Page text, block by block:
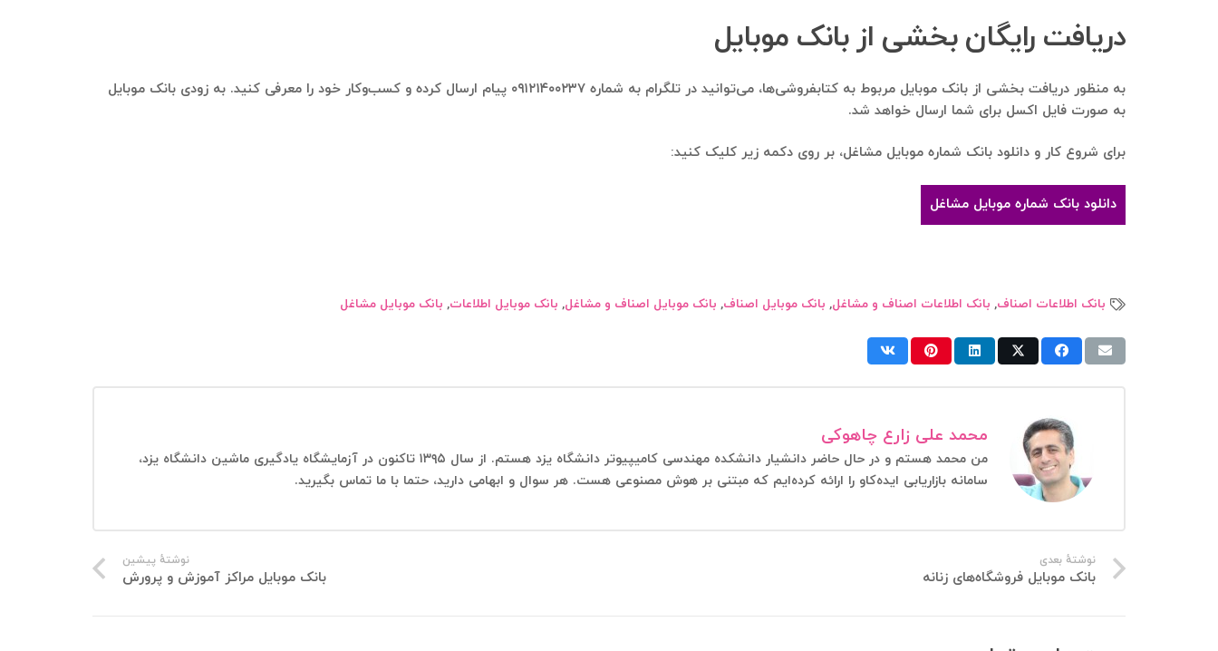
دریافت رایگان بخشی از بانک موبایل
به منظور دریافت بخشی از بانک موبایل مربوط به کتابفروشی‌ها، می‌توانید در تلگرام به شماره ۰۹۱۲۱۴۰۰۲۳۷ پیام ارسال کرده و کسب‌وکار خود را معرفی کنید. به زودی بانک موبایل
به صورت فایل اکسل برای شما ارسال خواهد شد.
برای شروع کار و دانلود بانک شماره موبایل مشاغل، بر روی دکمه زیر کلیک کنید:
دانلود بانک شماره موبایل مشاغل
بانک اطلاعات اصناف, بانک اطلاعات اصناف و مشاغل, بانک موبایل اصناف, بانک موبایل اصناف و مشاغل, بانک موبایل اطلاعات, بانک موبایل مشاغل
محمد علی زارع چاهوکی
من محمد هستم و در حال حاضر دانشیار دانشکده مهندسی کامیپیوتر دانشگاه یزد هستم. از سال ۱۳۹۵ تاکنون در آزمایشگاه یادگیری ماشین دانشگاه یزد،
سامانه بازاریابی ایده‌کاو را ارائه کرده‌ایم که مبتنی بر هوش مصنوعی هست. هر سوال و ابهامی دارید، حتما با ما تماس بگیرید.
نوشتهٔ پیشین
بانک موبایل مراکز آموزش و پرورش
نوشتهٔ بعدی
بانک موبایل فروشگاه‌های زنانه